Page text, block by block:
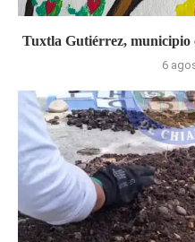
Tuxtla Gutiérrez, municipio
6